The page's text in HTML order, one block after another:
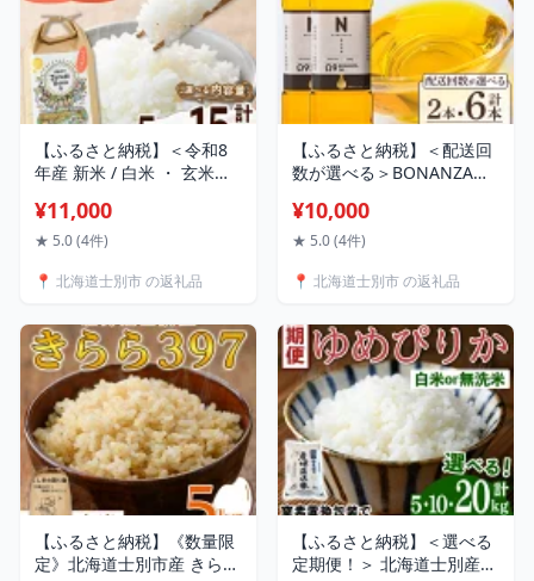
【ふるさと納税】＜令和8
年産 新米 / 白米 ・ 玄米が
ななつぼし (5kg・10kg・
15kg) 【先行予約受付中！
定】士別産 米 新米 お米 精
ん ななつぼし 北海道産 士
別市 5kg 10kg 15kg【城守
商店】
¥11,000
★ 5.0 (4件)
📍 北海道士別市 の返礼品
【ふるさと納税】＜配送回
数が選べる＞BONANZA
の花油 (600g×2本 /
600g×2本×3回・計6本) 油
はな油 菜の花 食用オイル
【OMEGA ファーマーズ】
¥10,000
★ 5.0 (4件)
📍 北海道士別市 の返礼品
【ふるさと納税】《数量限
定》北海道士別市産 きらら
【ふるさと納税】＜選べる
定期便！＞ 北海道士別産